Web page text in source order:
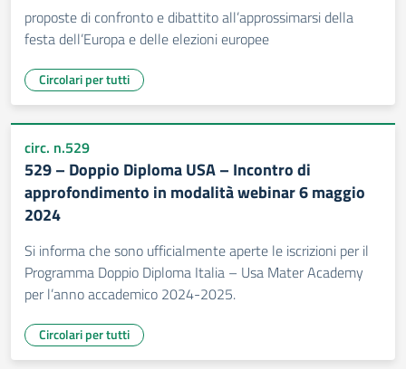
proposte di confronto e dibattito all’approssimarsi della
festa dell’Europa e delle elezioni europee
Circolari per tutti
circ. n.529
529 – Doppio Diploma USA – Incontro di
approfondimento in modalità webinar 6 maggio
2024
Si informa che sono ufficialmente aperte le iscrizioni per il
Programma Doppio Diploma Italia – Usa Mater Academy
per l’anno accademico 2024-2025.
Circolari per tutti